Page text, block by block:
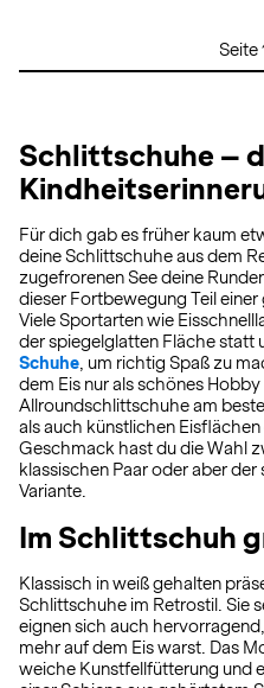
Seite
Schlittschuhe –
Für dich gab es früher kaum
deine Schlittschuhe aus dem
zugefrorenen See deine
dieser Fortbewegung Teil
Viele Sportarten wie
der spiegelglatten Fläche statt
Schuhe , um richtig Spaß zu
dem Eis nur als schönes
Allroundschlittschuhe am
als auch künstlichen
Geschmack hast du die Wahl
klassischen Paar oder aber
Variante.
Im Schlittschuh
Klassisch in weiß gehalten
Schlittschuhe im Retrostil. Sie
eignen sich auch
mehr auf dem Eis warst. Das
weiche Kunstfellfütterung und